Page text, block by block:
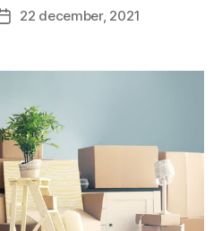
Inläggsdatum
22 december, 2021